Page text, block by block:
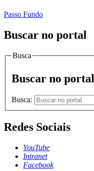
Passo Fundo
Buscar no portal
Busca
Buscar no portal
Busca:
Redes Sociais
YouTube
Intranet
Facebook